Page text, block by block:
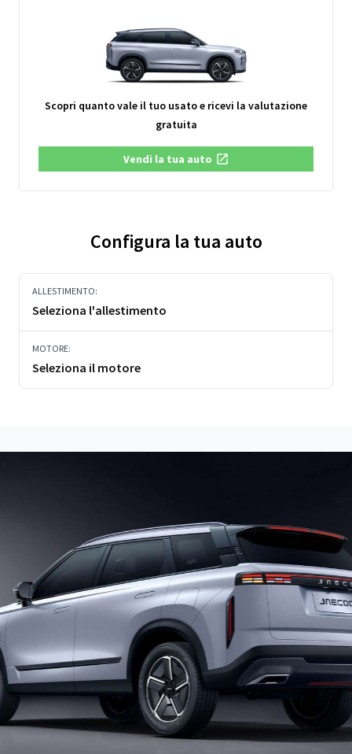
Scopri quanto vale il tuo usato e ricevi la valutazione
gratuita
Vendi la tua auto
Configura la tua auto
ALLESTIMENTO:
Seleziona l'allestimento
MOTORE:
Seleziona il motore